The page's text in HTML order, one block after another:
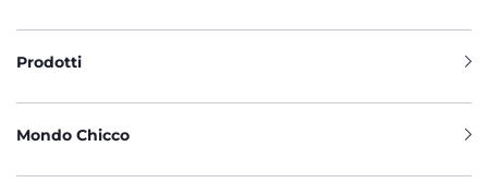
Prodotti
Mondo Chicco